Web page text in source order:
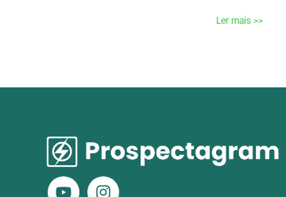
Ler mais >>